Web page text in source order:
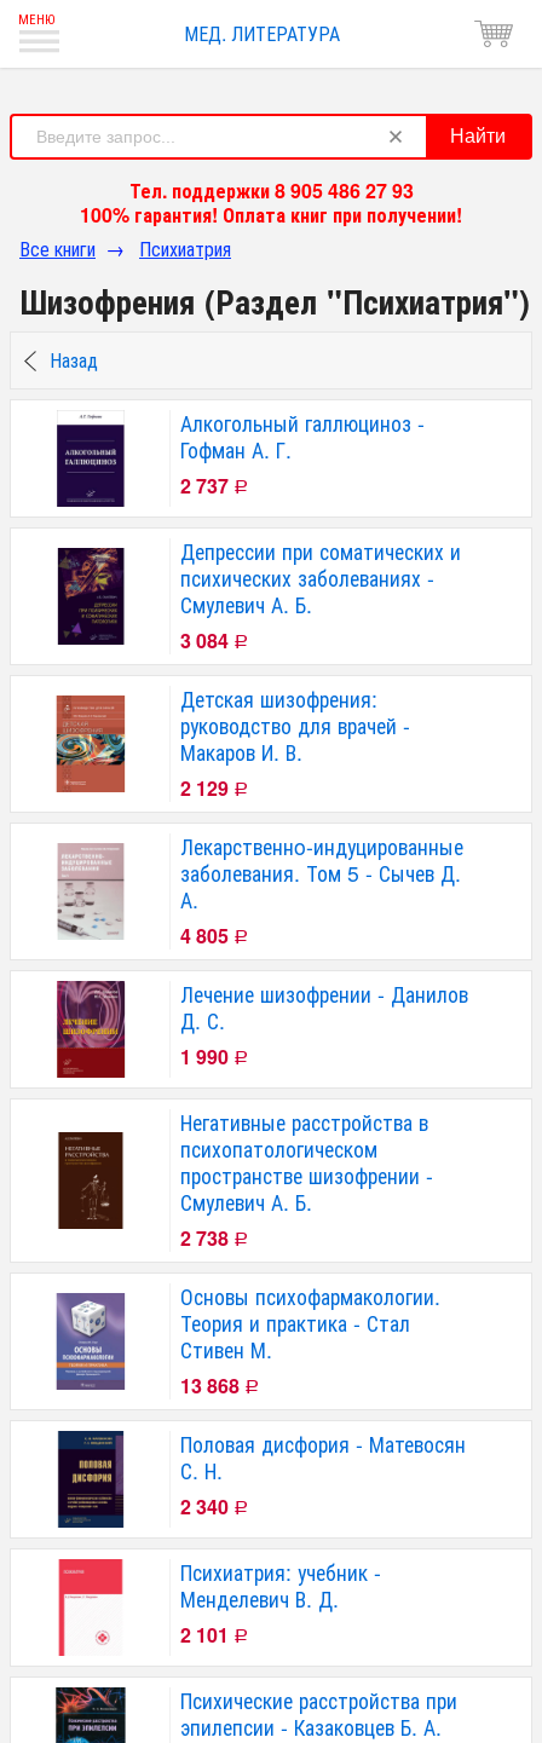
МЕД. ЛИТЕРАТУРА
Найти
Тел. поддержки 8 905 486 27 93
100% гарантия! Оплата книг при получении!
Все книги → Психиатрия
Шизофрения (Раздел "Психиатрия")
Назад
Алкогольный галлюциноз -
Гофман А. Г.
2 737 Р
Депрессии при соматических и
психических заболеваниях -
Смулевич А. Б.
3 084 Р
Детская шизофрения:
руководство для врачей -
Макаров И. В.
2 129 Р
Лекарственнo-индуцированные
заболевания. Том 5 - Сычев Д.
А.
4 805 Р
Лечение шизофрении - Данилов
Д. С.
1 990 Р
Негативные расстройства в
психопатологическом
пространстве шизофрении -
Смулевич А. Б.
2 738 Р
Основы психофармакологии.
Теория и практика - Стал
Стивен М.
13 868 Р
Половая дисфория - Матевосян
С. Н.
2 340 Р
Психиатрия: учебник -
Менделевич В. Д.
2 101 Р
Психические расстройства при
эпилепсии - Казаковцев Б. А.